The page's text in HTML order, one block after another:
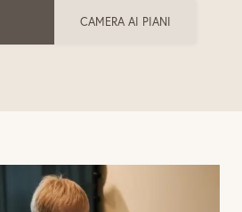
CAMERA AI PIANI